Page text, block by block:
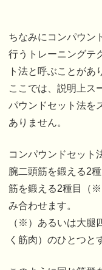
ちなみにコンパウン
行うトレーニングテ
ト法と呼ぶことがあ
ここでは、説明上ス
パウンドセット法を
ありません。
コンパウンドセット
腕二頭筋を鍛える2
筋を鍛える2種目（※
み合わせます。
（※）あるいは大腿
く筋肉）のひとつと